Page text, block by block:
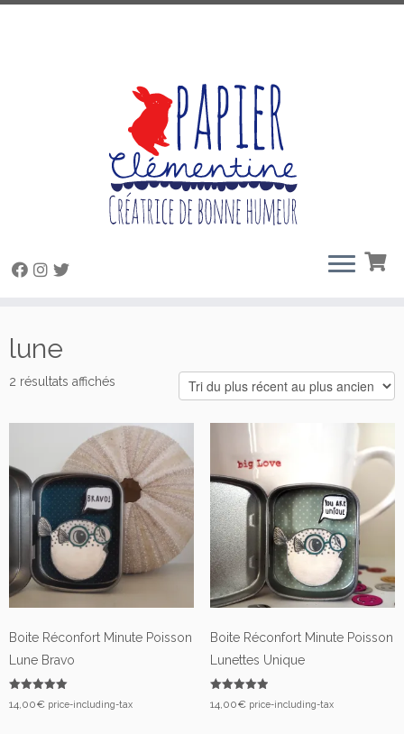
au
contenu
lune
2 résultats affichés
plus
récent
au
plus
ancien
Boite Réconfort Minute Poisson
Lune Bravo
Note
5.00
14,00€ price-including-tax
Boite Réconfort Minute Poisson
Lunettes Unique
Note
5.00
14,00€ price-including-tax